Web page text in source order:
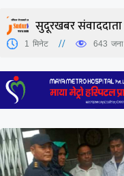
सुदूरखबर संवाददाता
1 मिनेट 643 जना